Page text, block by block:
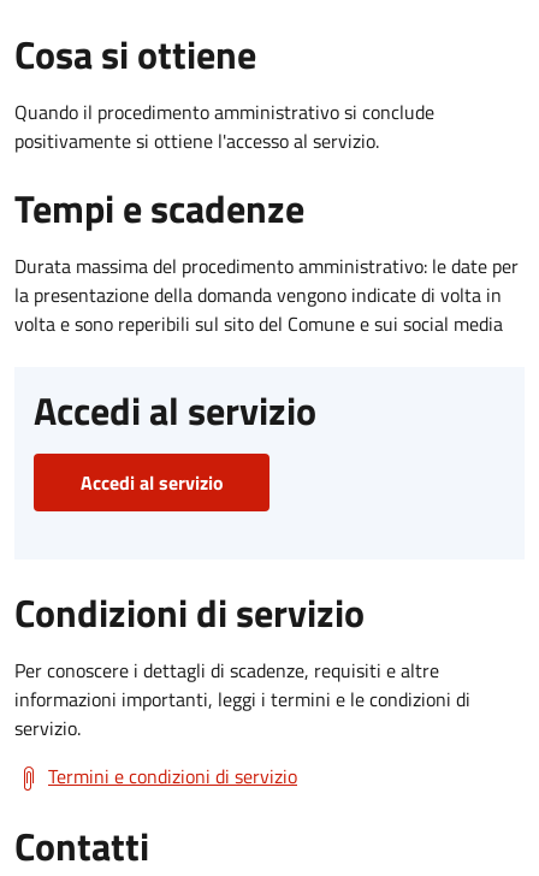
Cosa si ottiene
Quando il procedimento amministrativo si conclude
positivamente si ottiene l'accesso al servizio.
Tempi e scadenze
Durata massima del procedimento amministrativo: le date per
la presentazione della domanda vengono indicate di volta in
volta e sono reperibili sul sito del Comune e sui social media
Accedi al servizio
Accedi al servizio
Condizioni di servizio
Per conoscere i dettagli di scadenze, requisiti e altre
informazioni importanti, leggi i termini e le condizioni di
servizio.
Termini e condizioni di servizio
Contatti